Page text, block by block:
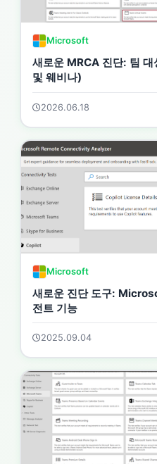
Microsoft
새로운 MRCA 진단: 팀
및 웨비나)
2026.06.18
Microsoft
새로운 진단 도구:
전트 기능
2025.09.04